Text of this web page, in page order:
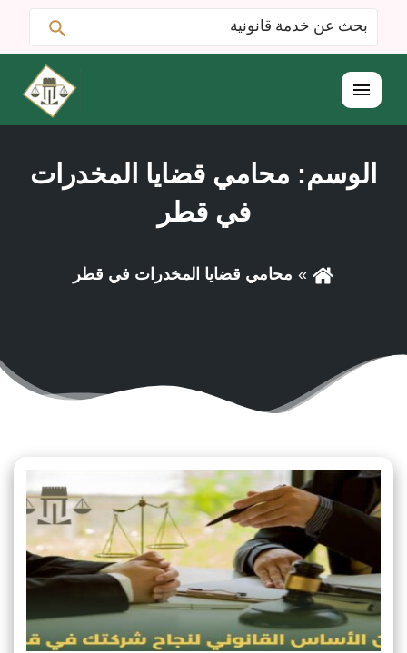
البحث
عن:
القائمة
الوسم: محامي قضايا المخدرات
في قطر
محامي قضايا المخدرات في قطر